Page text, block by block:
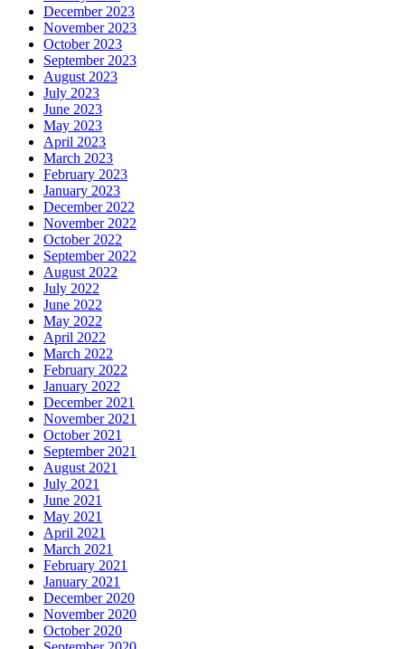
December 2023
November 2023
October 2023
September 2023
August 2023
July 2023
June 2023
May 2023
April 2023
March 2023
February 2023
January 2023
December 2022
November 2022
October 2022
September 2022
August 2022
July 2022
June 2022
May 2022
April 2022
March 2022
February 2022
January 2022
December 2021
November 2021
October 2021
September 2021
August 2021
July 2021
June 2021
May 2021
April 2021
March 2021
February 2021
January 2021
December 2020
November 2020
October 2020